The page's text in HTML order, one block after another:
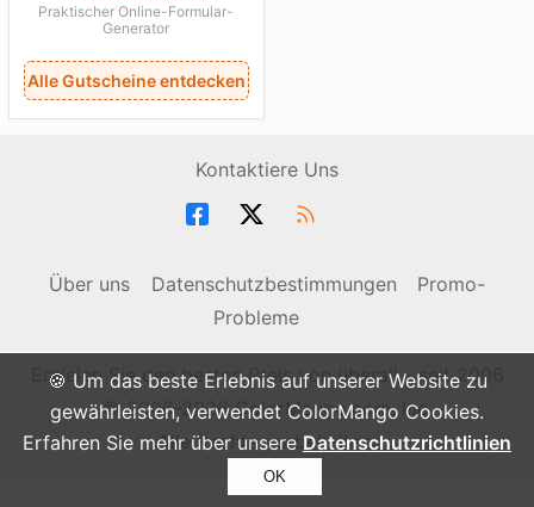
🍪 Um das beste Erlebnis auf unserer Website zu
gewährleisten, verwendet ColorMango Cookies.
Erfahren Sie mehr über unsere Datenschutzrichtlinien
OK
Praktischer Online-Formular-
Generator
Alle Gutscheine entdecken
Kontaktiere Uns
Über uns Datenschutzbestimmungen
Promo-
Probleme
Erzielen Sie den besten Preis von überall - seit 2006
© 2006-2026 ColorMango.com, Inc.
Alle Rechte vorbehalten.